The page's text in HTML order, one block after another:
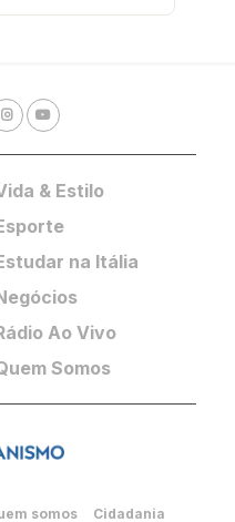
& Estilo
na Itália
Ao Vivo
Somos
somos Cidadania